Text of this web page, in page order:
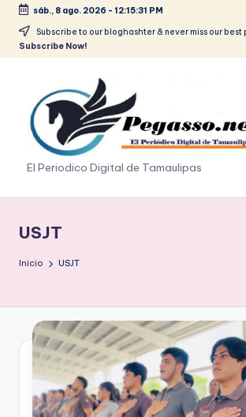
Saltar
sáb., 8 ago. 2026 - 12:15:32 PM
Subscribe to our bloghashter & never miss our best
Subscribe Now!
p
e
g
s
.
p
r
e
El Periodico Digital de Tamaulipas
USJT
Inicio USJT